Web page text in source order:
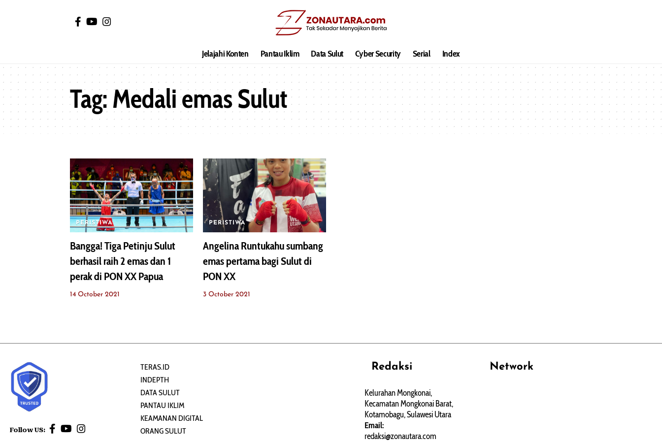
Jelajahi Konten Pantau Iklim Data Sulut Cyber Security Serial Index
Tag:Medali emas Sulut
PERISTIWA
Bangga! Tiga Petinju Sulut
berhasil raih 2 emas dan 1
perak di PON XX Papua
14 October 2021
PERISTIWA
Angelina Runtukahu sumbang
emas pertama bagi Sulut di
PON XX
3 October 2021
Follow US:
TERAS.ID
INDEPTH
DATA SULUT
PANTAU IKLIM
KEAMANAN DIGITAL
ORANG SULUT
Redaksi
Kelurahan Mongkonai,
Kecamatan Mongkonai Barat,
Kotamobagu, Sulawesi Utara
Email:
redaksi@zonautara.com
Network